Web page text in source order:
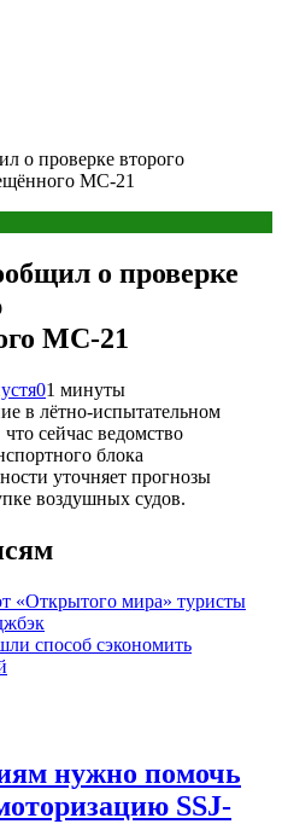
о проверке второго
МС-21
о проверке
МС-21
01 минуты
в лётно-испытательном
сейчас ведомство
блока
уточняет прогнозы
воздушных судов.
«Открытого мира» туристы
способ сэкономить
нужно помочь
SSJ-